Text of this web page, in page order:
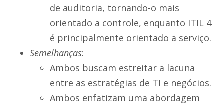
de auditoria, tornando-o mais
orientado a controle, enquanto ITIL 4
é principalmente orientado a serviço.
Semelhanças:
Ambos buscam estreitar a lacuna
entre as estratégias de TI e negócios.
Ambos enfatizam uma abordagem